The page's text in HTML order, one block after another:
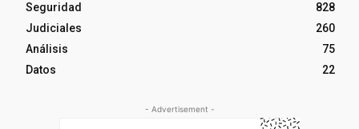
Seguridad
828
Judiciales
260
Análisis
75
Datos
22
- Advertisement -